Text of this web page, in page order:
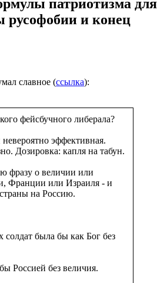
патриотизма для
русофобии и конец
славное (ссылка):
фейсбучного либерала?
эффективная.
Дозировка: капля на табун.
фразу о величии или
Франции или Израиля - и
на Россию.
солдат была бы как Бог без
Россией без величия.